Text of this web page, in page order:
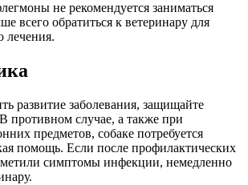
не рекомендуется заниматься
всего обратиться к ветеринару для
лечения.
развитие заболевания, защищайте
противном случае, а также при
предметов, собаке потребуется
помощь. Если после профилактических
симптомы инфекции, немедленно